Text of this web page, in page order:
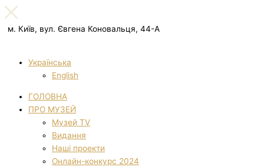
м. Київ, вул. Євгена Коновальця, 44-А
Українська
English
ГОЛОВНА
ПРО МУЗЕЙ
Музей TV
Видання
Наші проекти
Онлайн-конкурс 2024